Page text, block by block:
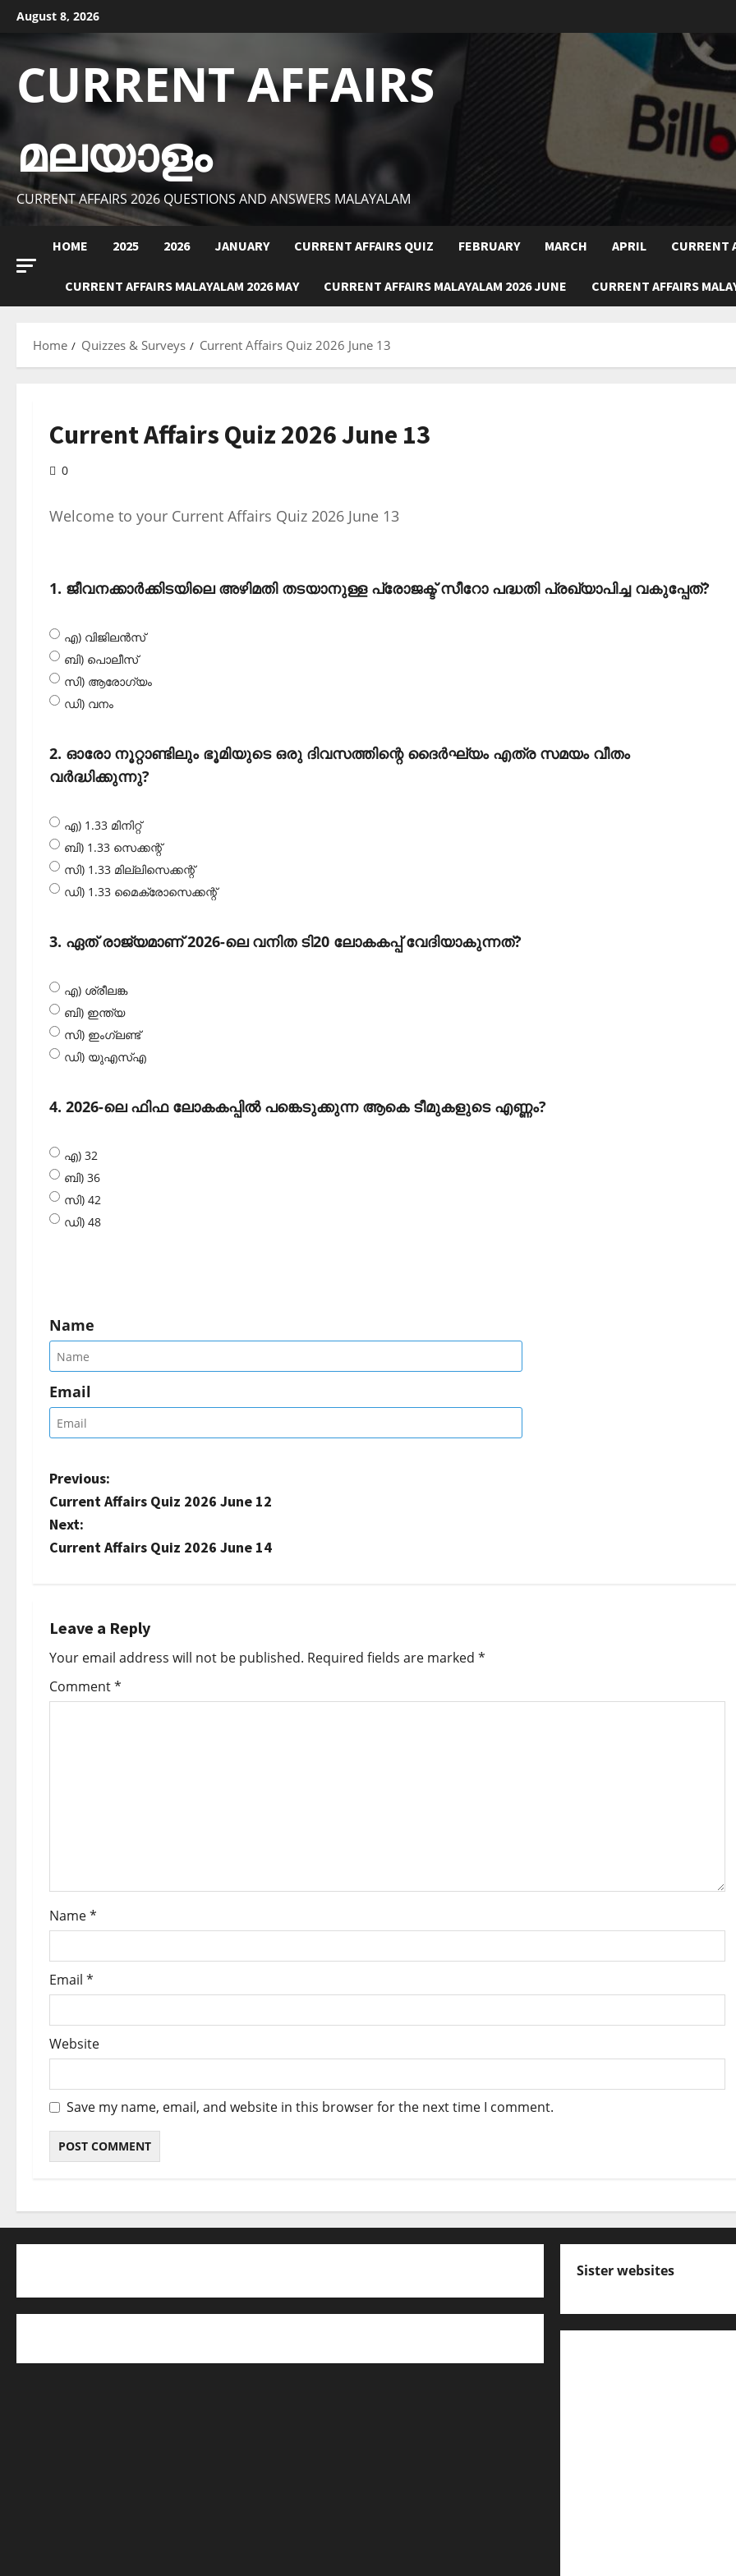
SkipAugust 8, 2026
CURRENT AFFAIRS
മലയാളം
CURRENT AFFAIRS 2026 QUESTIONS AND ANSWERS MALAYALAM
HOME 2025 2026 JANUARY CURRENT AFFAIRS QUIZ FEBRUARY MARCH APRIL CURRENT
CURRENT AFFAIRS MALAYALAM 2026 MAY CURRENT AFFAIRS MALAYALAM 2026 JUNE CURRENT AFFAIRS
Home Quizzes & Surveys Current Affairs Quiz 2026 June 13
Current Affairs Quiz 2026 June 13
0
Welcome to your Current Affairs Quiz 2026 June 13
1. ജീവനക്കാര്‍ക്കിടയിലെ അഴിമതി തടയാനുള്ള പ്രോജക്ട് സീറോ പദ്ധതി പ്രഖ്യാപിച്ച വകുപ്പേത്?
എ) വിജിലന്‍സ്
ബി) പൊലീസ്
സി) ആരോഗ്യം
ഡി) വനം
2. ഓരോ നൂറ്റാണ്ടിലും ഭൂമിയുടെ ഒരു ദിവസത്തിന്റെ ദൈര്‍ഘ്യം എത്ര സമയം വീതം
വര്‍ദ്ധിക്കുന്നു?
എ) 1.33 മിനിറ്റ്
ബി) 1.33 സെക്കന്റ്
സി) 1.33 മില്ലിസെക്കന്റ്
ഡി) 1.33 മൈക്രോസെക്കന്റ്‌
3. ഏത് രാജ്യമാണ് 2026-ലെ വനിത ടി20 ലോകകപ്പ് വേദിയാകുന്നത്?
എ) ശ്രീലങ്ക
ബി) ഇന്ത്യ
സി) ഇംഗ്ലണ്ട്
ഡി) യുഎസ്എ
4. 2026-ലെ ഫിഫ ലോകകപ്പില്‍ പങ്കെടുക്കുന്ന ആകെ ടീമുകളുടെ എണ്ണം?
എ) 32
ബി) 36
സി) 42
ഡി) 48
Name
Email
P
o
s
n
a
v
o
n
Previous:
Current Affairs Quiz 2026 June 12
Next:
Current Affairs Quiz 2026 June 14
Leave a Reply
Your email address will not be published. Required fields are marked *
Comment*
Name*
Email *
Website
Save my name, email, and website in this browser for the next time I comment.
Sister websites